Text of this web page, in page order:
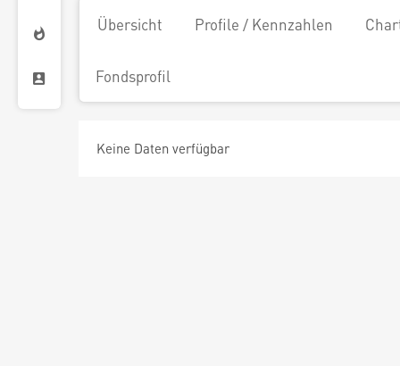
Übersicht Profile / Kennzahlen
Fondsprofil
Keine Daten verfügbar